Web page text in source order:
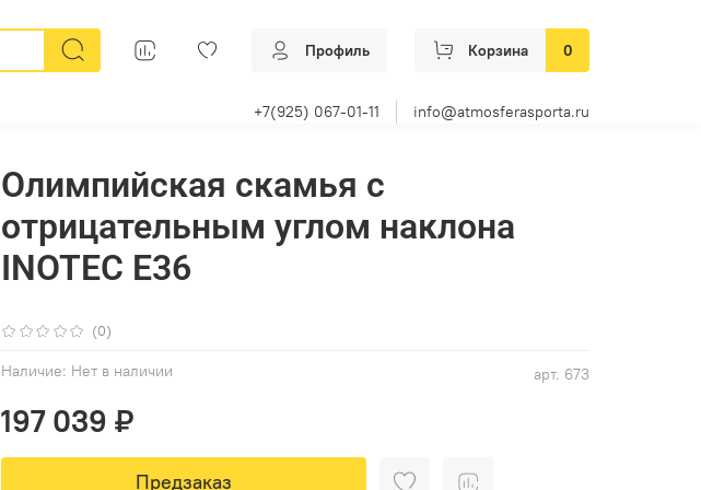
Профиль Корзина 0
+7(925) 067-01-11 info@atmosferasporta.ru
(0)
арт. 673
Наличие: Нет в наличии
Олимпийская скамья с
отрицательным углом наклона
INOTEC E36
197 039 ₽
Предзаказ